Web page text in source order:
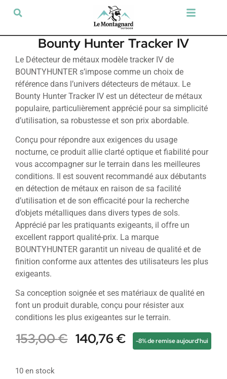
Bounty Hunter Tracker IV
Le Détecteur de métaux modèle tracker IV de
BOUNTYHUNTER s’impose comme un choix de
référence dans l’univers détecteurs de métaux. Le
Bounty Hunter Tracker IV est un détecteur de métaux
populaire, particulièrement apprécié pour sa simplicité
d’utilisation, sa robustesse et son prix abordable.
Conçu pour répondre aux exigences du usage
nocturne, ce produit allie clarté optique et fiabilité pour
vous accompagner sur le terrain dans les meilleures
conditions. Il est souvent recommandé aux débutants
en détection de métaux en raison de sa facilité
d’utilisation et de son efficacité pour la recherche
d’objets métalliques dans divers types de sols.
Apprécié par les pratiquants exigeants, il offre un
excellent rapport qualité-prix. La marque
BOUNTYHUNTER garantit un niveau de qualité et de
finition conforme aux attentes des utilisateurs les plus
exigeants.
Sa conception soignée et ses matériaux de qualité en
font un produit durable, conçu pour résister aux
conditions les plus exigeantes sur le terrain.
153,00€ 140,76€ -8% de remise aujourd'hui
10 en stock